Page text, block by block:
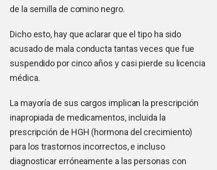
de la semilla de comino negro.
Dicho esto, hay que aclarar que el tipo ha sido
acusado de mala conducta tantas veces que fue
suspendido por cinco años y casi pierde su licencia
médica.
La mayoría de sus cargos implican la prescripción
inapropiada de medicamentos, incluida la
prescripción de HGH (hormona del crecimiento)
para los trastornos incorrectos, e incluso
diagnosticar erróneamente a las personas con